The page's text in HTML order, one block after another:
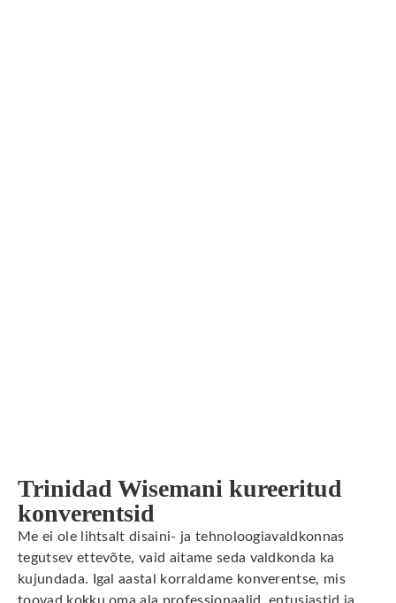
Trinidad Wisemani kureeritud
konverentsid
Me ei ole lihtsalt disaini- ja tehnoloogiavaldkonnas
tegutsev ettevõte, vaid aitame seda valdkonda ka
kujundada. Igal aastal korraldame konverentse, mis